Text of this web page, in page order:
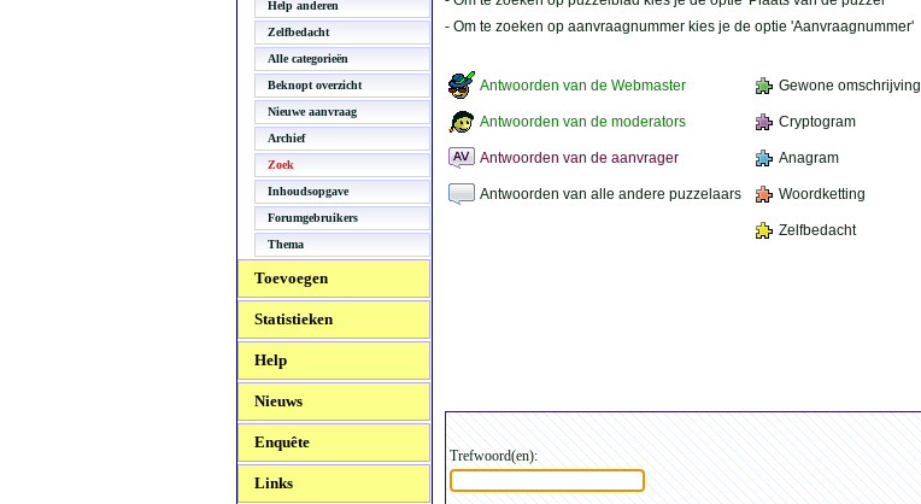
Help anderen
Zelfbedacht
Alle categorieën
Beknopt overzicht
Nieuwe aanvraag
Archief
Zoek
Inhoudsopgave
Forumgebruikers
Thema
Toevoegen
Statistieken
Help
Nieuws
Enquête
Links
- Om te zoeken op aanvraagnummer kies je de optie 'Aanvraagnummer'
Antwoorden van de Webmaster Gewone omschrijving
Antwoorden van de moderators Cryptogram
Antwoorden van de aanvrager Anagram
Antwoorden van alle andere puzzelaars Woordketting
Zelfbedacht
Trefwoord(en):